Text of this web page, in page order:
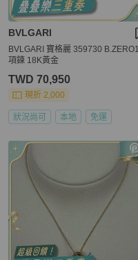
BVLGARI
BVLGARI 寶格麗 359730 B.ZERO1
項鍊 18K黃金
TWD 70,950
現折 2,000
狀況尚可 本地 免運